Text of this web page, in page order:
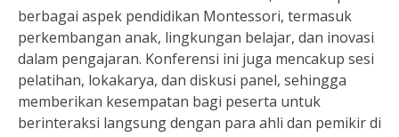
berbagai aspek pendidikan Montessori, termasuk
perkembangan anak, lingkungan belajar, dan inovasi
dalam pengajaran. Konferensi ini juga mencakup sesi
pelatihan, lokakarya, dan diskusi panel, sehingga
memberikan kesempatan bagi peserta untuk
berinteraksi langsung dengan para ahli dan pemikir di